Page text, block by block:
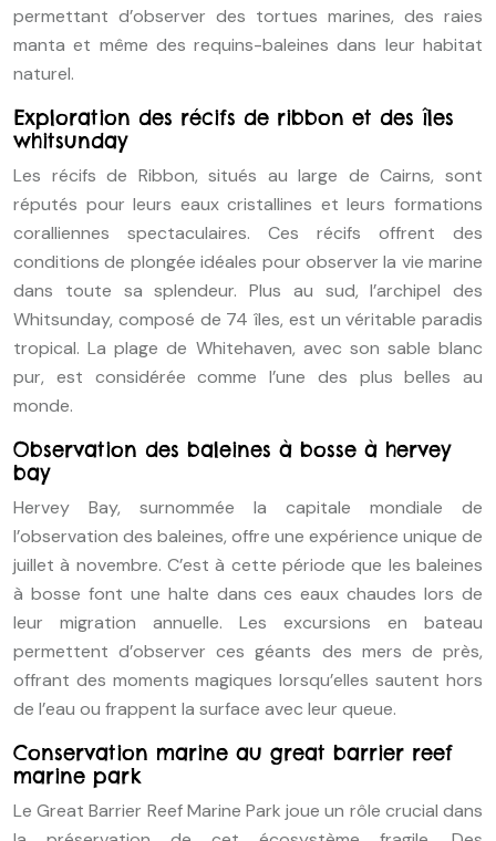
permettant d’observer des tortues marines, des raies
manta et même des requins-baleines dans leur habitat
naturel.
Exploration des récifs de ribbon et des îles
whitsunday
Les récifs de Ribbon, situés au large de Cairns, sont
réputés pour leurs eaux cristallines et leurs formations
coralliennes spectaculaires. Ces récifs offrent des
conditions de plongée idéales pour observer la vie marine
dans toute sa splendeur. Plus au sud, l’archipel des
Whitsunday, composé de 74 îles, est un véritable paradis
tropical. La plage de Whitehaven, avec son sable blanc
pur, est considérée comme l’une des plus belles au
monde.
Observation des baleines à bosse à hervey
bay
Hervey Bay, surnommée la capitale mondiale de
l’observation des baleines, offre une expérience unique de
juillet à novembre. C’est à cette période que les baleines
à bosse font une halte dans ces eaux chaudes lors de
leur migration annuelle. Les excursions en bateau
permettent d’observer ces géants des mers de près,
offrant des moments magiques lorsqu’elles sautent hors
de l’eau ou frappent la surface avec leur queue.
Conservation marine au great barrier reef
marine park
Le Great Barrier Reef Marine Park joue un rôle crucial dans